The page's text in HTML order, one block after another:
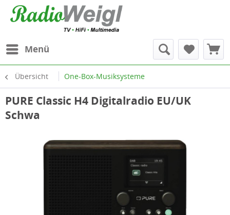
Menü
Übersicht One-Box-Musiksysteme
PURE Classic H4 Digitalradio EU/UK
Schwa